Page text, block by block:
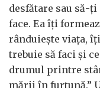
desfătare sau să-
face. Ea îți
rânduiește viața,
trebuie să faci și
drumul printre
mării în furtună.”